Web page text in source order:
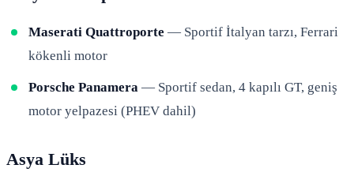
Maserati Quattroporte — Sportif İtalyan tarzı, Ferrari
kökenli motor
Porsche Panamera — Sportif sedan, 4 kapılı GT, geniş
motor yelpazesi (PHEV dahil)
Asya Lüks